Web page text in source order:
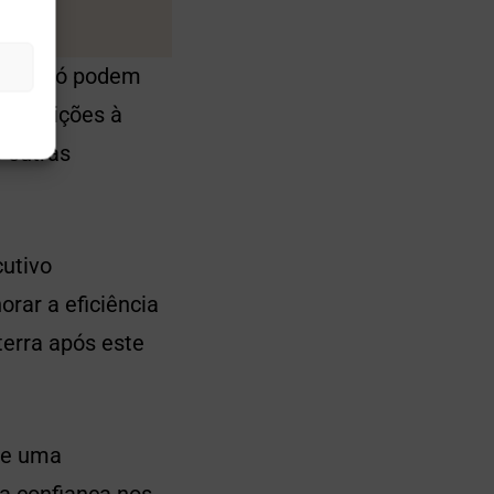
só podem
restrições à
outras
a eficiência
após este
uma